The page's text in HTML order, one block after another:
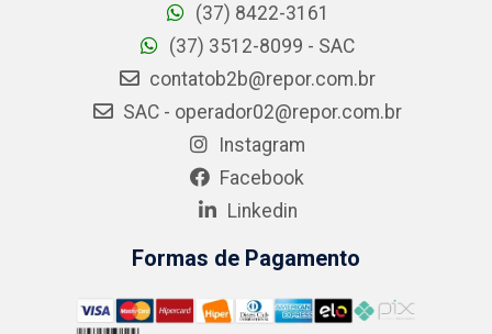
(37) 8422-3161
(37) 3512-8099 - SAC
contatob2b@repor.com.br
SAC - operador02@repor.com.br
Instagram
Facebook
Linkedin
Formas de Pagamento